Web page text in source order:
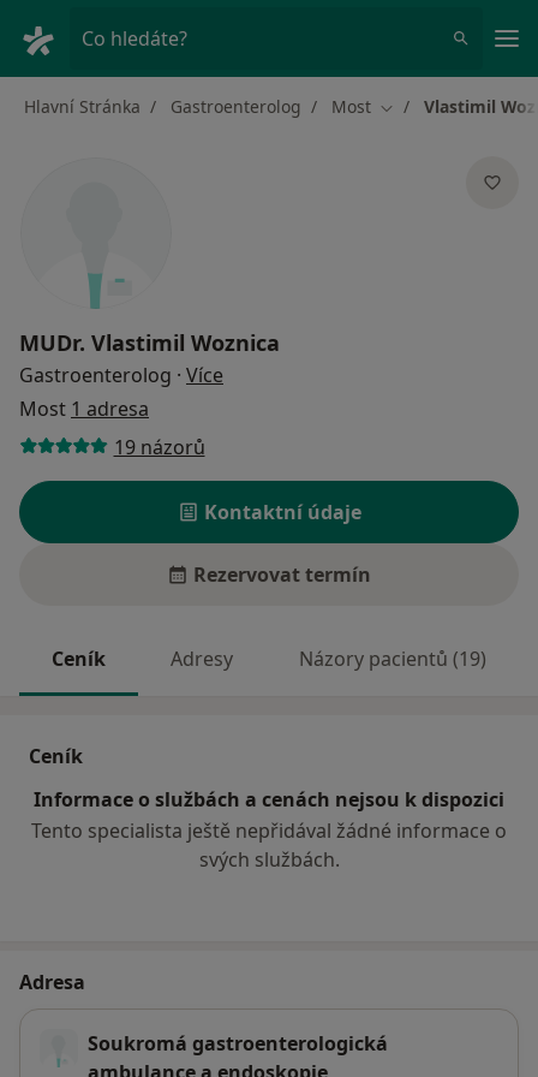
Co hledáte?
Hlavní Stránka Gastroenterolog Most Změna města
Vlastimil
MUDr. Vlastimil Woznica
Gastroenterolog · Více
Most 1 adresa
19 názorů
Kontaktní údaje
Rezervovat termín
Ceník Adresy Názory pacientů (19)
Ceník
Informace o službách a cenách nejsou k dispozici
Tento specialista ještě nepřidával žádné informace o
svých službách.
Adresa
Soukromá gastroenterologická